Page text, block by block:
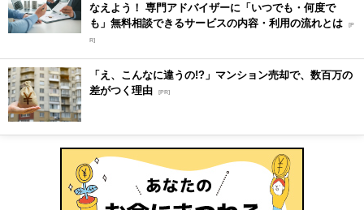
なえよう！ 専門アドバイザーに「いつでも・何度で
も」無料相談できるサービスの内容・利用の流れとは [P
R]
「え、こんなに違うの!?」マンション売却で、数百万の
差がつく理由 [PR]